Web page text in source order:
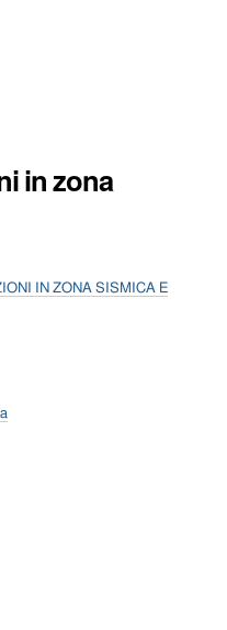
in zona
IN ZONA SISMICA E